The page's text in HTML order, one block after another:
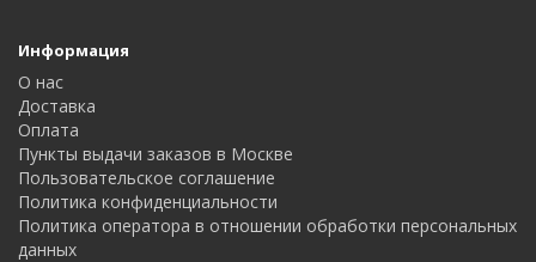
Информация
О нас
Доставка
Оплата
Пункты выдачи заказов в Москве
Пользовательское соглашение
Политика конфиденциальности
Политика оператора в отношении обработки персональных
данных